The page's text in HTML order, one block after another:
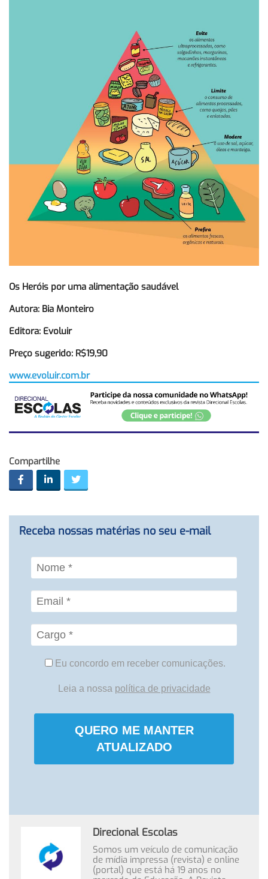
Os Heróis por uma alimentação saudável
Autora: Bia Monteiro
Editora: Evoluir
Preço sugerido: R$19,90
www.evoluir.com.br
Compartilhe
Receba nossas matérias no seu e-mail
Eu concordo em receber comunicações.
Leia a nossa política de privacidade
QUERO ME MANTER
ATUALIZADO
Direcional Escolas
Somos um veículo de comunicação
de mídia impressa (revista) e online
(portal) que está há 19 anos no